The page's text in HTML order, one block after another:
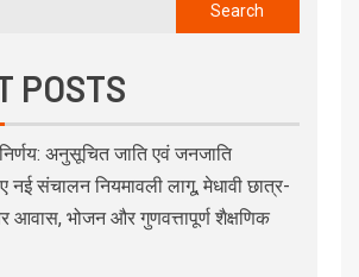
Search
POSTS
अनुसूचित जाति एवं जनजाति
नई संचालन नियमावली लागू, मेधावी छात्र-
आवास, भोजन और गुणवत्तापूर्ण शैक्षणिक